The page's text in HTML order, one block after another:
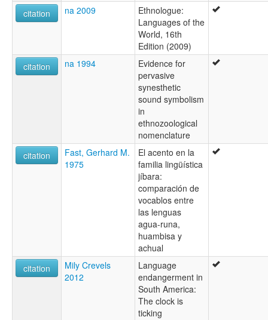
citation na 2009
Ethnologue:
Languages of the
World, 16th
Edition (2009)
citation
na 1994
Evidence for
pervasive
synesthetic
sound symbolism
in
ethnozoological
nomenclature
citation
Fast, Gerhard M.
1975
El acento en la
familia lingüística
jíbara:
comparación de
vocablos entre
las lenguas
agua-runa,
huambisa y
achual
citation
Mily Crevels
2012
Language
endangerment in
South America:
The clock is
ticking